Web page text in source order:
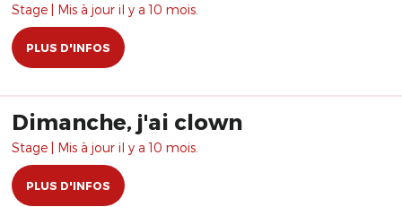
Stage | Mis à jour il y a 10 mois.
PLUS D'INFOS
Dimanche, j'ai clown
Stage | Mis à jour il y a 10 mois.
PLUS D'INFOS